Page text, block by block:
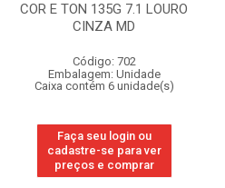
COR E TON 135G 7.1 LOURO
CINZA MD
Código: 702
Embalagem: Unidade
Caixa contém 6 unidade(s)
Faça seu login ou
cadastre-se para ver
preços e comprar